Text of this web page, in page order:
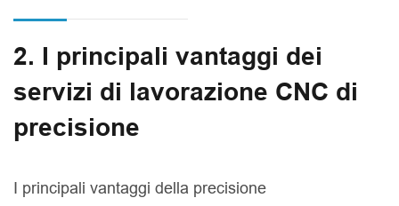
2. I principali vantaggi dei
servizi di lavorazione CNC di
precisione
I principali vantaggi della precisione